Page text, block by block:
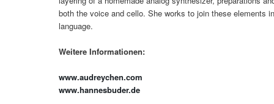
both the voice and cello. She works to join these elements
language.
Weitere Informationen:
www.audreychen.com
www.hannesbuder.de